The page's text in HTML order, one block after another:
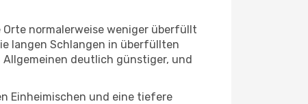
Orte normalerweise weniger überfüllt
langen Schlangen in überfüllten
deutlich günstiger, und
Einheimischen und eine tiefere